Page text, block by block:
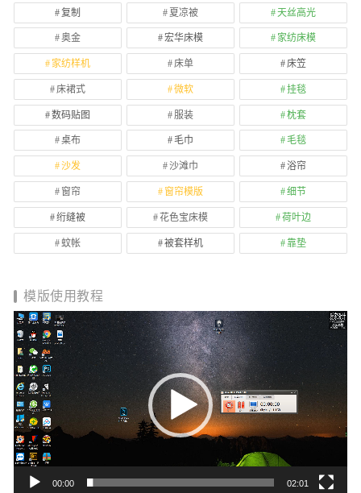
复制 夏凉被 天丝高光
奥金 宏华床模 家纺床模
家纺样机 床单 床笠
床裙式 微软 挂毯
数码贴图 服装 枕套
桌布 毛巾 毛毯
沙发 沙滩巾 浴帘
窗帘 窗帘模版 细节
绗缝被 花色宝床模 荷叶边
蚊帐 被套样机 靠垫
模版使用教程
视
频
播
放
器
00:00 02:01